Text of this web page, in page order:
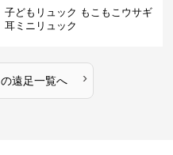
子どもリュック もこもこウサギ
耳ミニリュック
の遠足一覧へ ›